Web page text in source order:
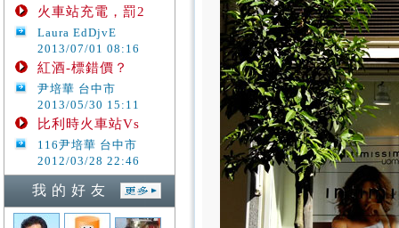
火車站充電，罰2
Laura EdDjvE
2013/07/01 08:16
紅酒-標錯價？
尹培華 台中市
2013/05/30 15:11
比利時火車站Vs
116尹培華 台中市
2012/03/28 22:46
我 的 好 友